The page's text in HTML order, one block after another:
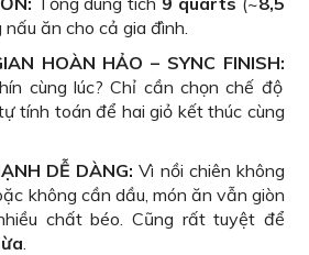
ăn cho cả gia đình.
HOÀN HẢO – SYNC FINISH:
cùng lúc? Chỉ cần chọn chế độ
tự tính toán để hai giỏ kết thúc cùng
DỄ DÀNG: Vì nồi chiên không
không cần dầu, món ăn vẫn giòn
chất béo. Cũng rất tuyệt để